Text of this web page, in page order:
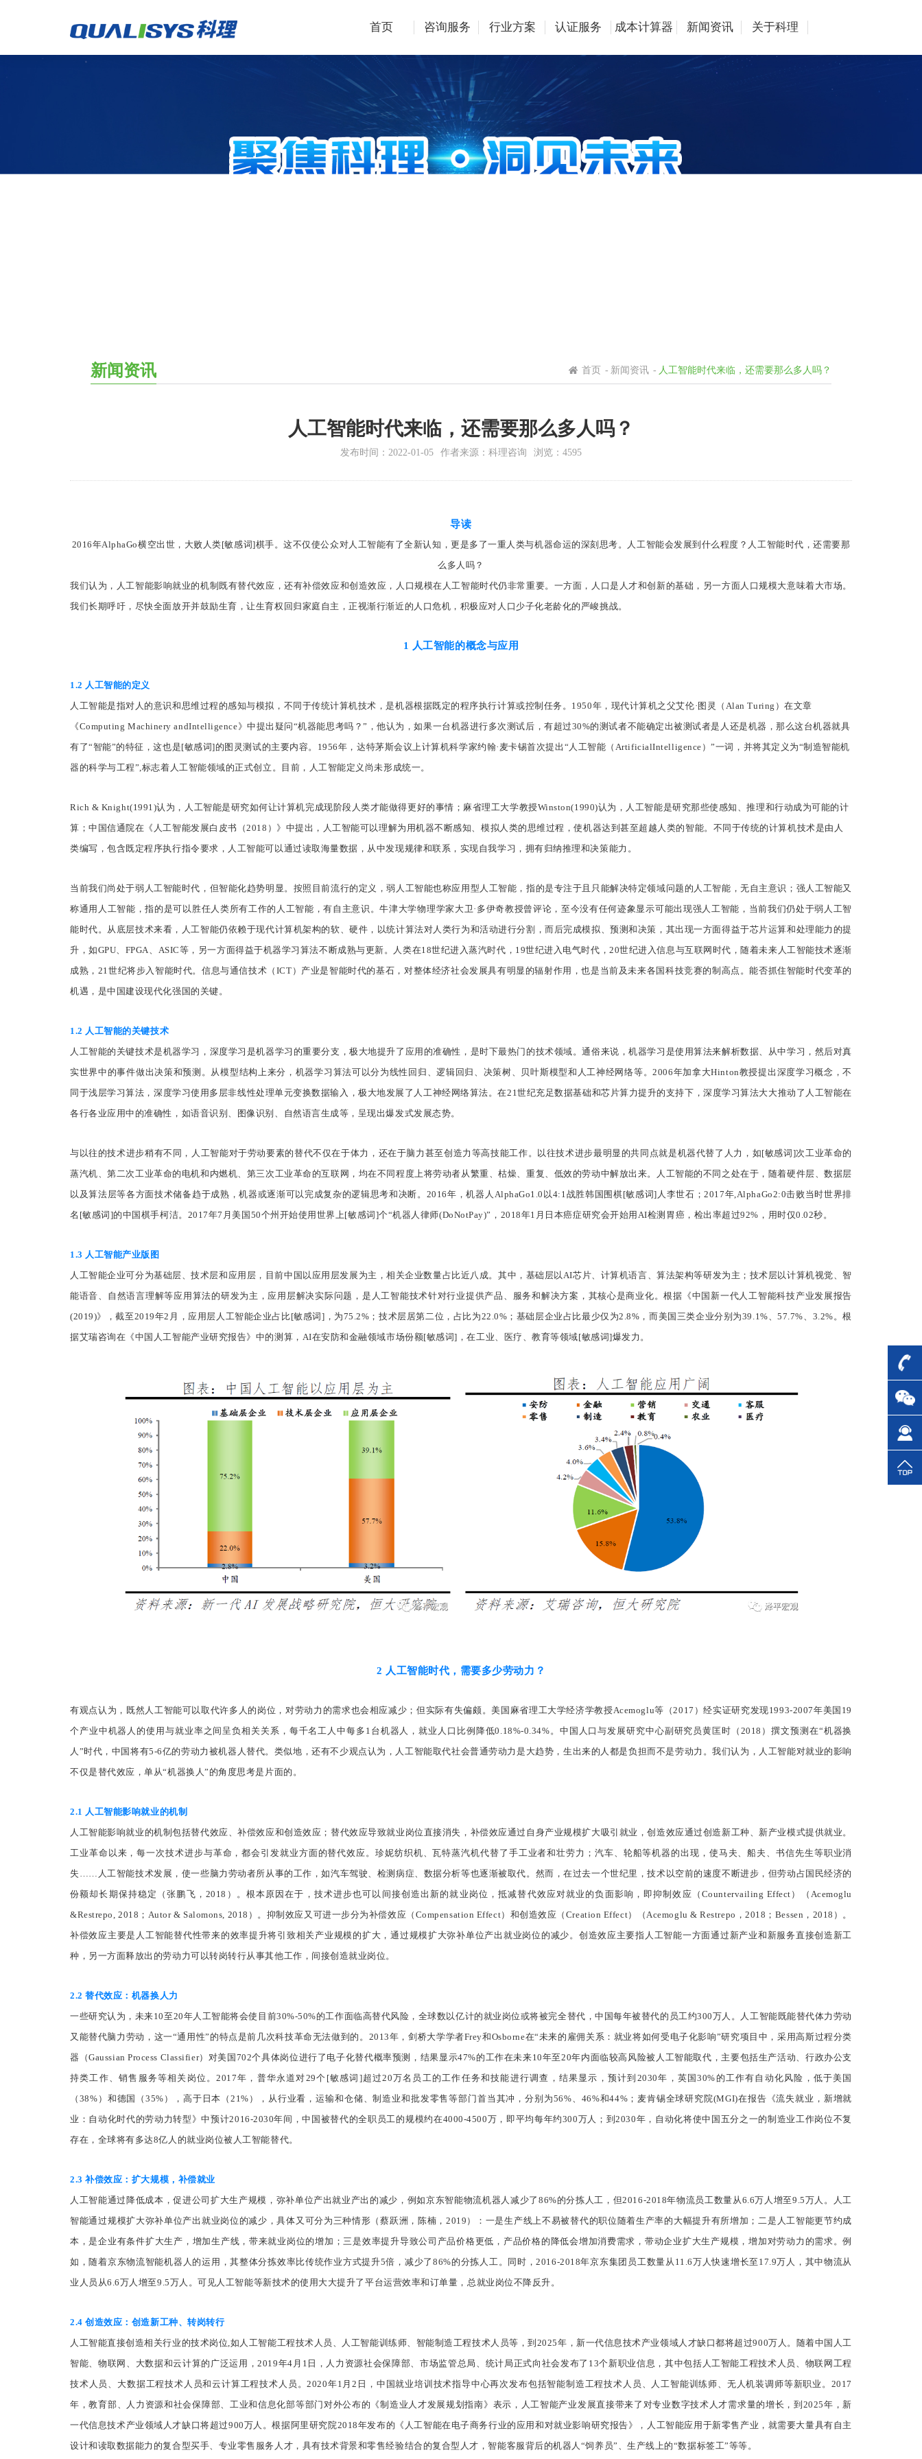
首页 咨询服务 行业方案 认证服务 成本计算器 新闻资讯 关于科理
新闻资讯 首页 - 新闻资讯 - 人工智能时代来临，还需要那么多人吗？
人工智能时代来临，还需要那么多人吗？
发布时间：2022-01-05 作者来源：科理咨询 浏览：4595
导读
2016年AlphaGo横空出世，大败人类[敏感词]棋手。这不仅使公众对人工智能有了全新认知，更是多了一重人类与机器命运的深刻思考。人工智能会发展到什么程度？人工智能时代，还需要那
么多人吗？
我们认为，人工智能影响就业的机制既有替代效应，还有补偿效应和创造效应，人口规模在人工智能时代仍非常重要。一方面，人口是人才和创新的基础，另一方面人口规模大意味着大市场。
我们长期呼吁，尽快全面放开并鼓励生育，让生育权回归家庭自主，正视渐行渐近的人口危机，积极应对人口少子化老龄化的严峻挑战。
1 人工智能的概念与应用
1.2 人工智能的定义
人工智能是指对人的意识和思维过程的感知与模拟，不同于传统计算机技术，是机器根据既定的程序执行计算或控制任务。1950年，现代计算机之父艾伦·图灵（Alan Turing）在文章
《Computing Machinery andIntelligence》中提出疑问“机器能思考吗？”，他认为，如果一台机器进行多次测试后，有超过30%的测试者不能确定出被测试者是人还是机器，那么这台机器就具
有了“智能”的特征，这也是[敏感词]的图灵测试的主要内容。1956年，达特茅斯会议上计算机科学家约翰·麦卡锡首次提出“人工智能（ArtificialIntelligence）”一词，并将其定义为“制造智能机
器的科学与工程”,标志着人工智能领域的正式创立。目前，人工智能定义尚未形成统一。
Rich & Knight(1991)认为，人工智能是研究如何让计算机完成现阶段人类才能做得更好的事情；麻省理工大学教授Winston(1990)认为，人工智能是研究那些使感知、推理和行动成为可能的计
算；中国信通院在《人工智能发展白皮书（2018）》中提出，人工智能可以理解为用机器不断感知、模拟人类的思维过程，使机器达到甚至超越人类的智能。不同于传统的计算机技术是由人
类编写，包含既定程序执行指令要求，人工智能可以通过读取海量数据，从中发现规律和联系，实现自我学习，拥有归纳推理和决策能力。
当前我们尚处于弱人工智能时代，但智能化趋势明显。按照目前流行的定义，弱人工智能也称应用型人工智能，指的是专注于且只能解决特定领域问题的人工智能，无自主意识；强人工智能又
称通用人工智能，指的是可以胜任人类所有工作的人工智能，有自主意识。牛津大学物理学家大卫·多伊奇教授曾评论，至今没有任何迹象显示可能出现强人工智能，当前我们仍处于弱人工智
能时代。从底层技术来看，人工智能仍依赖于现代计算机架构的软、硬件，以统计算法对人类行为和活动进行分割，而后完成模拟、预测和决策，其出现一方面得益于芯片运算和处理能力的提
升，如GPU、FPGA、ASIC等，另一方面得益于机器学习算法不断成熟与更新。人类在18世纪进入蒸汽时代，19世纪进入电气时代，20世纪进入信息与互联网时代，随着未来人工智能技术逐渐
成熟，21世纪将步入智能时代。信息与通信技术（ICT）产业是智能时代的基石，对整体经济社会发展具有明显的辐射作用，也是当前及未来各国科技竞赛的制高点。能否抓住智能时代变革的
机遇，是中国建设现代化强国的关键。
1.2 人工智能的关键技术
人工智能的关键技术是机器学习，深度学习是机器学习的重要分支，极大地提升了应用的准确性，是时下最热门的技术领域。通俗来说，机器学习是使用算法来解析数据、从中学习，然后对真
实世界中的事件做出决策和预测。从模型结构上来分，机器学习算法可以分为线性回归、逻辑回归、决策树、贝叶斯模型和人工神经网络等。2006年加拿大Hinton教授提出深度学习概念，不
同于浅层学习算法，深度学习使用多层非线性处理单元变换数据输入，极大地发展了人工神经网络算法。在21世纪充足数据基础和芯片算力提升的支持下，深度学习算法大大推动了人工智能在
各行各业应用中的准确性，如语音识别、图像识别、自然语言生成等，呈现出爆发式发展态势。
与以往的技术进步稍有不同，人工智能对于劳动要素的替代不仅在于体力，还在于脑力甚至创造力等高技能工作。以往技术进步最明显的共同点就是机器代替了人力，如[敏感词]次工业革命的
蒸汽机、第二次工业革命的电机和内燃机、第三次工业革命的互联网，均在不同程度上将劳动者从繁重、枯燥、重复、低效的劳动中解放出来。人工智能的不同之处在于，随着硬件层、数据层
以及算法层等各方面技术储备趋于成熟，机器或逐渐可以完成复杂的逻辑思考和决断。2016年，机器人AlphaGo1.0以4:1战胜韩国围棋[敏感词]人李世石；2017年,AlphaGo2:0击败当时世界排
名[敏感词]的中国棋手柯洁。2017年7月美国50个州开始使用世界上[敏感词]个“机器人律师(DoNotPay)”，2018年1月日本癌症研究会开始用AI检测胃癌，检出率超过92%，用时仅0.02秒。
1.3 人工智能产业版图
人工智能企业可分为基础层、技术层和应用层，目前中国以应用层发展为主，相关企业数量占比近八成。其中，基础层以AI芯片、计算机语言、算法架构等研发为主；技术层以计算机视觉、智
能语音、自然语言理解等应用算法的研发为主，应用层解决实际问题，是人工智能技术针对行业提供产品、服务和解决方案，其核心是商业化。根据《中国新一代人工智能科技产业发展报告
(2019)》，截至2019年2月，应用层人工智能企业占比[敏感词]，为75.2%；技术层居第二位，占比为22.0%；基础层企业占比最少仅为2.8%，而美国三类企业分别为39.1%、57.7%、3.2%。根
据艾瑞咨询在《中国人工智能产业研究报告》中的测算，AI在安防和金融领域市场份额[敏感词]，在工业、医疗、教育等领域[敏感词]爆发力。
2 人工智能时代，需要多少劳动力？
有观点认为，既然人工智能可以取代许多人的岗位，对劳动力的需求也会相应减少；但实际有失偏颇。美国麻省理工大学经济学教授Acemoglu等（2017）经实证研究发现1993-2007年美国19
个产业中机器人的使用与就业率之间呈负相关关系，每千名工人中每多1台机器人，就业人口比例降低0.18%-0.34%。中国人口与发展研究中心副研究员黄匡时（2018）撰文预测在“机器换
人”时代，中国将有5-6亿的劳动力被机器人替代。类似地，还有不少观点认为，人工智能取代社会普通劳动力是大趋势，生出来的人都是负担而不是劳动力。我们认为，人工智能对就业的影响
不仅是替代效应，单从“机器换人”的角度思考是片面的。
2.1 人工智能影响就业的机制
人工智能影响就业的机制包括替代效应、补偿效应和创造效应；替代效应导致就业岗位直接消失，补偿效应通过自身产业规模扩大吸引就业，创造效应通过创造新工种、新产业模式提供就业。
工业革命以来，每一次技术进步与革命，都会引发就业方面的替代效应。珍妮纺织机、瓦特蒸汽机代替了手工业者和壮劳力；汽车、轮船等机器的出现，使马夫、船夫、书信先生等职业消
失……人工智能技术发展，使一些脑力劳动者所从事的工作，如汽车驾驶、检测病症、数据分析等也逐渐被取代。然而，在过去一个世纪里，技术以空前的速度不断进步，但劳动占国民经济的
份额却长期保持稳定（张鹏飞，2018）。根本原因在于，技术进步也可以间接创造出新的就业岗位，抵减替代效应对就业的负面影响，即抑制效应（Countervailing Effect）（Acemoglu
&Restrepo, 2018；Autor & Salomons, 2018）。抑制效应又可进一步分为补偿效应（Compensation Effect）和创造效应（Creation Effect）（Acemoglu & Restrepo，2018；Bessen，2018）。
补偿效应主要是人工智能替代性带来的效率提升将引致相关产业规模的扩大，通过规模扩大弥补单位产出就业岗位的减少。创造效应主要指人工智能一方面通过新产业和新服务直接创造新工
种，另一方面释放出的劳动力可以转岗转行从事其他工作，间接创造就业岗位。
2.2 替代效应：机器换人力
一些研究认为，未来10至20年人工智能将会使目前30%-50%的工作面临高替代风险，全球数以亿计的就业岗位或将被完全替代，中国每年被替代的员工约300万人。人工智能既能替代体力劳动
又能替代脑力劳动，这一“通用性”的特点是前几次科技革命无法做到的。2013年，剑桥大学学者Frey和Osborne在“未来的雇佣关系：就业将如何受电子化影响”研究项目中，采用高斯过程分类
器（Gaussian Process Classifier）对美国702个具体岗位进行了电子化替代概率预测，结果显示47%的工作在未来10年至20年内面临较高风险被人工智能取代，主要包括生产活动、行政办公支
持类工作、销售服务等相关岗位。2017年，普华永道对29个[敏感词]超过20万名员工的工作任务和技能进行调查，结果显示，预计到2030年，英国30%的工作有自动化风险，低于美国
（38%）和德国（35%），高于日本（21%），从行业看，运输和仓储、制造业和批发零售等部门首当其冲，分别为56%、46%和44%；麦肯锡全球研究院(MGI)在报告《流失就业，新增就
业：自动化时代的劳动力转型》中预计2016-2030年间，中国被替代的全职员工的规模约在4000-4500万，即平均每年约300万人；到2030年，自动化将使中国五分之一的制造业工作岗位不复
存在，全球将有多达8亿人的就业岗位被人工智能替代。
2.3 补偿效应：扩大规模，补偿就业
人工智能通过降低成本，促进公司扩大生产规模，弥补单位产出就业产出的减少，例如京东智能物流机器人减少了86%的分拣人工，但2016-2018年物流员工数量从6.6万人增至9.5万人。人工
智能通过规模扩大弥补单位产出就业岗位的减少，具体又可分为三种情形（蔡跃洲，陈楠，2019）：一是生产线上不易被替代的职位随着生产率的大幅提升有所增加；二是人工智能更节约成
本，是企业有条件扩大生产，增加生产线，带来就业岗位的增加；三是效率提升导致公司产品价格更低，产品价格的降低会增加消费需求，带动企业扩大生产规模，增加对劳动力的需求。例
如，随着京东物流智能机器人的运用，其整体分拣效率比传统作业方式提升5倍，减少了86%的分拣人工。同时，2016-2018年京东集团员工数量从11.6万人快速增长至17.9万人，其中物流从
业人员从6.6万人增至9.5万人。可见人工智能等新技术的使用大大提升了平台运营效率和订单量，总就业岗位不降反升。
2.4 创造效应：创造新工种、转岗转行
人工智能直接创造相关行业的技术岗位,如人工智能工程技术人员、人工智能训练师、智能制造工程技术人员等，到2025年，新一代信息技术产业领域人才缺口都将超过900万人。随着中国人工
智能、物联网、大数据和云计算的广泛运用，2019年4月1日，人力资源社会保障部、市场监管总局、统计局正式向社会发布了13个新职业信息，其中包括人工智能工程技术人员、物联网工程
技术人员、大数据工程技术人员和云计算工程技术人员。2020年1月2日，中国就业培训技术指导中心再次发布包括智能制造工程技术人员、人工智能训练师、无人机装调师等新职业。2017
年，教育部、人力资源和社会保障部、工业和信息化部等部门对外公布的《制造业人才发展规划指南》表示，人工智能产业发展直接带来了对专业数字技术人才需求量的增长，到2025年，新
一代信息技术产业领域人才缺口将超过900万人。根据阿里研究院2018年发布的《人工智能在电子商务行业的应用和对就业影响研究报告》，人工智能应用于新零售产业，就需要大量具有自主
设计和读取数据能力的复合型买手、专业零售服务人才，具有技术背景和零售经验结合的复合型人才，智能客服背后的机器人“饲养员”、生产线上的“数据标签工”等等。